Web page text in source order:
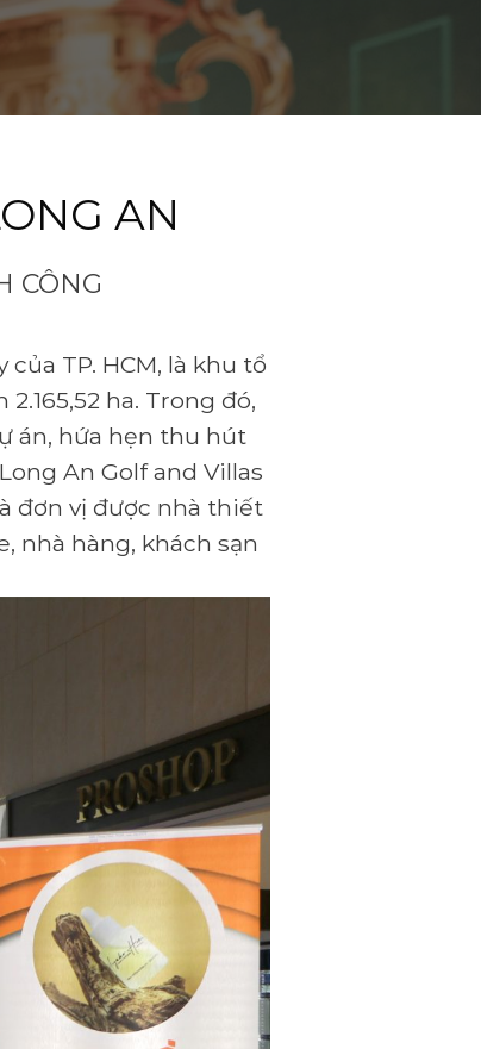
AN
CÔNG
TP. HCM, là khu tổ
ha. Trong đó,
án, hứa hẹn thu hút
An Golf and Villas
đơn vị được nhà thiết
nhà hàng, khách sạn